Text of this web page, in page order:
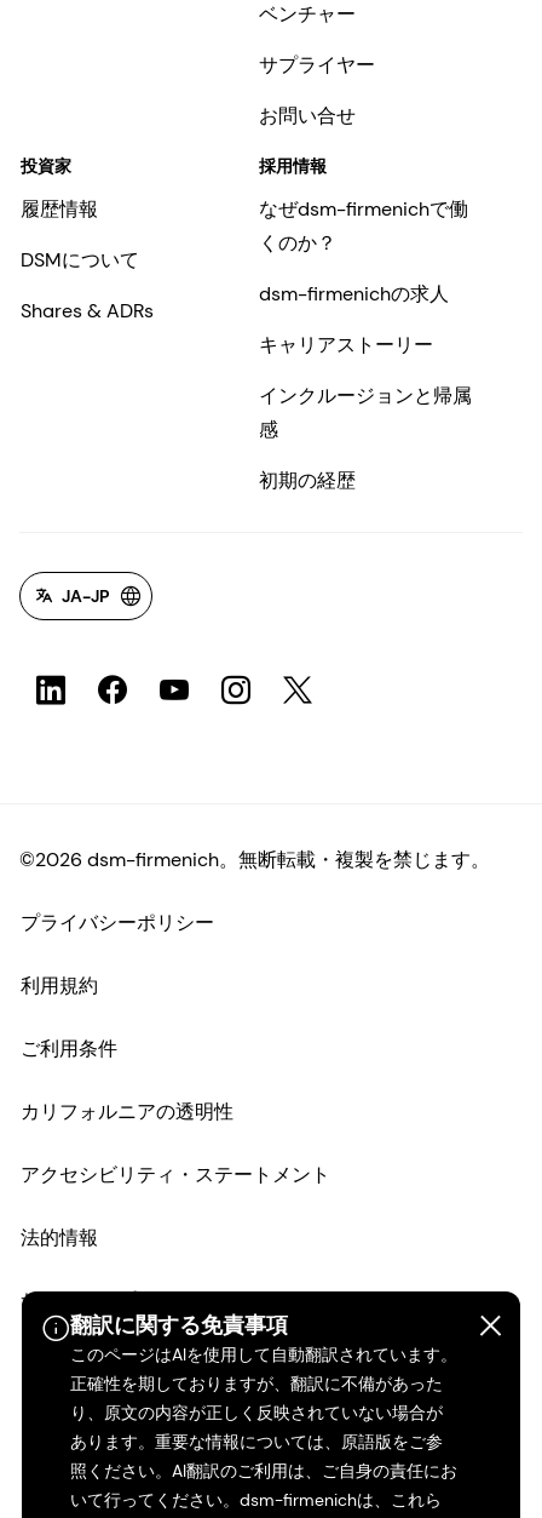
翻訳に関する免責事項
このページはAIを使用して自動翻訳されています。
正確性を期しておりますが、翻訳に不備があった
り、原文の内容が正しく反映されていない場合が
あります。重要な情報については、原語版をご参
照ください。AI翻訳のご利用は、ご自身の責任にお
いて行ってください。dsm-firmenichは、これら
ベンチャー
サプライヤー
お問い合せ
投資家
履歴情報
DSMについて
Shares & ADRs
採用情報
なぜdsm-firmenichで働
くのか？
dsm-firmenichの求人
キャリアストーリー
インクルージョンと帰属
感
初期の経歴
JA-JP
©2026 dsm-firmenich。無断転載・複製を禁じます。
プライバシーポリシー
利用規約
ご利用条件
カリフォルニアの透明性
アクセシビリティ・ステートメント
法的情報
サイトマップ